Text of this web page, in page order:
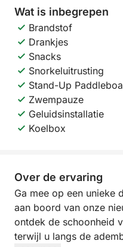
Wat is inbegrepen
Brandstof
Drankjes
Snacks
Snorkeluitrusting
Stand-Up
Zwempauze
Geluidsinstallatie
Koelbox
Over de ervaring
Ga mee op een unieke
aan boord van onze
ontdek de schoonheid
terwijl u langs de